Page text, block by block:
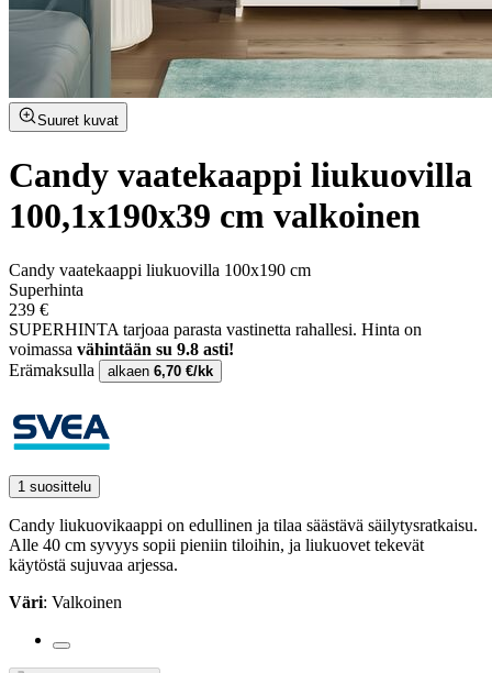
Suuret kuvat
Candy vaatekaappi liukuovilla
100,1x190x39 cm valkoinen
Candy vaatekaappi liukuovilla 100x190 cm
Superhinta
239 €
SUPERHINTA tarjoaa parasta vastinetta rahallesi. Hinta on
voimassa vähintään su 9.8 asti!
Erämaksulla
alkaen 6,70 €/kk
1 suosittelu
Candy liukuovikaappi on edullinen ja tilaa säästävä säilytysratkaisu.
Alle 40 cm syvyys sopii pieniin tiloihin, ja liukuovet tekevät
käytöstä sujuvaa arjessa.
Väri: Valkoinen